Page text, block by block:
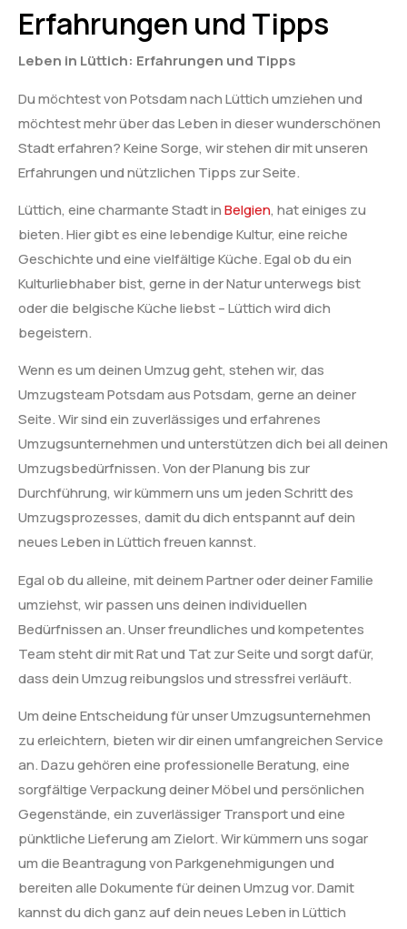
Erfahrungen und Tipps
Leben in Lüttich: Erfahrungen und Tipps
Du möchtest von Potsdam nach Lüttich umziehen und
möchtest mehr über das Leben in dieser wunderschönen
Stadt erfahren? Keine Sorge, wir stehen dir mit unseren
Erfahrungen und nützlichen Tipps zur Seite.
Lüttich, eine charmante Stadt inBelgien, hat einiges zu
bieten. Hier gibt es eine lebendige Kultur, eine reiche
Geschichte und eine vielfältige Küche. Egal ob du ein
Kulturliebhaber bist, gerne in der Natur unterwegs bist
oder die belgische Küche liebst – Lüttich wird dich
begeistern.
Wenn es um deinen Umzug geht, stehen wir, das
Umzugsteam Potsdam aus Potsdam, gerne an deiner
Seite. Wir sind ein zuverlässiges und erfahrenes
Umzugsunternehmen und unterstützen dich bei all deinen
Umzugsbedürfnissen. Von der Planung bis zur
Durchführung, wir kümmern uns um jeden Schritt des
Umzugsprozesses, damit du dich entspannt auf dein
neues Leben in Lüttich freuen kannst.
Egal ob du alleine, mit deinem Partner oder deiner Familie
umziehst, wir passen uns deinen individuellen
Bedürfnissen an. Unser freundliches und kompetentes
Team steht dir mit Rat und Tat zur Seite und sorgt dafür,
dass dein Umzug reibungslos und stressfrei verläuft.
Um deine Entscheidung für unser Umzugsunternehmen
zu erleichtern, bieten wir dir einen umfangreichen Service
an. Dazu gehören eine professionelle Beratung, eine
sorgfältige Verpackung deiner Möbel und persönlichen
Gegenstände, ein zuverlässiger Transport und eine
pünktliche Lieferung am Zielort. Wir kümmern uns sogar
um die Beantragung von Parkgenehmigungen und
bereiten alle Dokumente für deinen Umzug vor. Damit
kannst du dich ganz auf dein neues Leben in Lüttich